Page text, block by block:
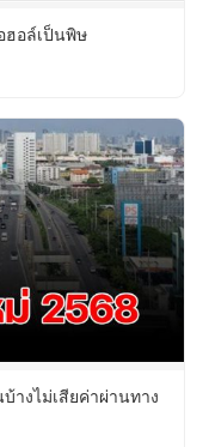
ฮอล์เป็นพิษ
างไม่เสียค่าผ่านทาง